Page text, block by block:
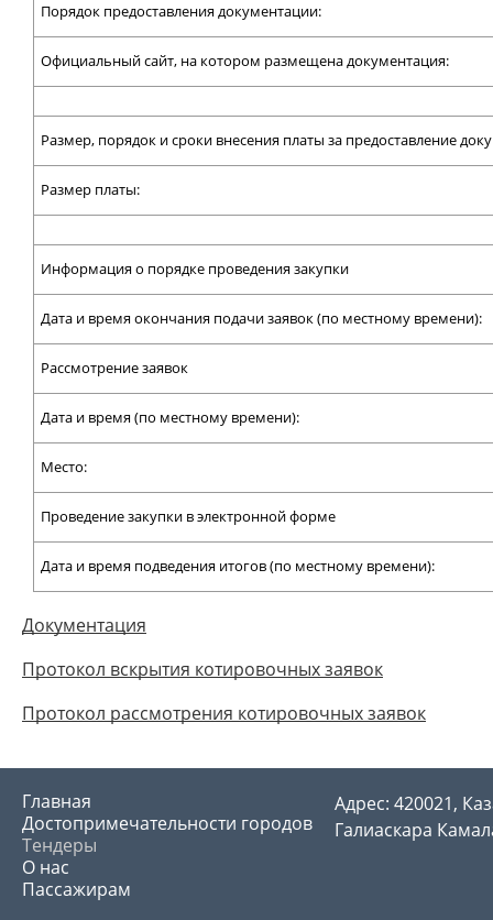
Порядок предоставления документации:
Официальный сайт, на котором размещена документация:
Размер, порядок и сроки внесения платы за предоставление
Размер платы:
Информация о порядке проведения закупки
Дата и время окончания подачи заявок (по местному времени):
Рассмотрение заявок
Дата и время (по местному времени):
Место:
Проведение закупки в электронной форме
Дата и время подведения итогов (по местному времени):
Документация
Протокол вскрытия котировочных заявок
Протокол рассмотрения котировочных заявок
Главная
Достопримечательности городов
Тендеры
О нас
Пассажирам
Адрес: 420021,
Галиаскара